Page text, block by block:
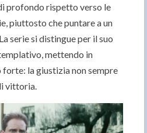
profondo rispetto verso le
piuttosto che puntare a un
serie si distingue per il suo
mettendo in
forte: la giustizia non sempre
vittoria.